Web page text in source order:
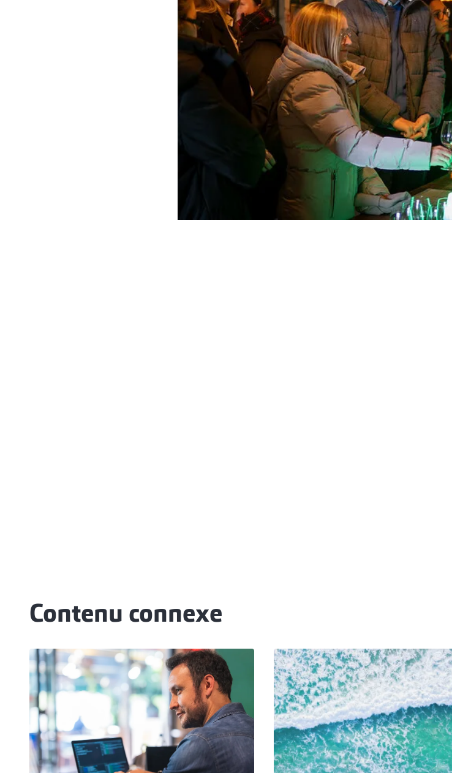
Contenu connexe